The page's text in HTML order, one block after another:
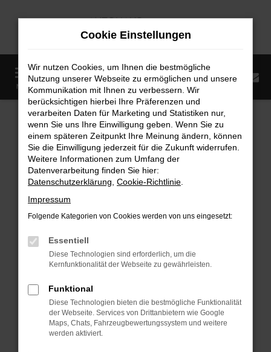
Zum
MENÜ
Startseite Fahrzeugangebote Fahrzeugmarkt
Fahrzeugmarkt
Fehler: Network Error
Beim Laden ist ein Fehler aufgetreten.
Hier sind ein paar Tipps, die dir helfen können:
Überprüfe deine Firewall und deine
Internetverbindung.
deine Suchmaschine?
Prüfe deine Browsererweiterungen.
Manche Erweiterungen, wie Werbeblocker,
können das Laden bestimmter Seiten
Cookie Einstellungen
Wir nutzen Cookies, um Ihnen die bestmögliche
Nutzung unserer Webseite zu ermöglichen und unsere
Kommunikation mit Ihnen zu verbessern. Wir
berücksichtigen hierbei Ihre Präferenzen und
verarbeiten Daten für Marketing und Statistiken nur,
wenn Sie uns Ihre Einwilligung geben. Wenn Sie zu
einem späteren Zeitpunkt Ihre Meinung ändern, können
Sie die Einwilligung jederzeit für die Zukunft widerrufen.
Weitere Informationen zum Umfang der
Datenverarbeitung finden Sie hier:
Datenschutzerklärung Cookie-Richtlinie
Impressum
Folgende Kategorien von Cookies werden von uns eingesetzt:
Essentiell
Diese Technologien sind erforderlich, um die
Kernfunktionalität der Webseite zu gewährleisten.
Funktional
Diese Technologien bieten die bestmögliche Funktionalität
der Webseite. Services von Drittanbietern wie Google
Maps, Chats, Fahrzeugbewertungssystem und weitere
werden aktiviert.